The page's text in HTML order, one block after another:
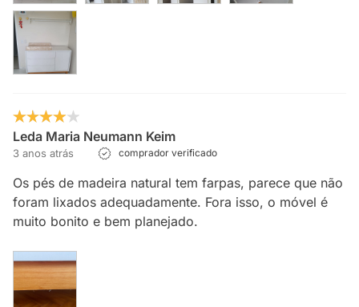
Leda Maria Neumann Keim
3 anos atrás comprador verificado
Os pés de madeira natural tem farpas, parece que não
foram lixados adequadamente. Fora isso, o móvel é
muito bonito e bem planejado.